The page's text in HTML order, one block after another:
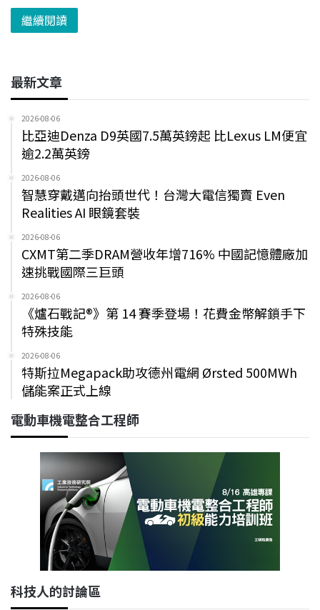
繼續閱讀
最新文章
2026-08-06
比亞迪Denza D9英國7.5萬英鎊起 比Lexus LM便宜
逾2.2萬英鎊
2026-08-06
智慧穿戴邁向抬頭世代！台灣大電信獨賣 Even
Realities AI 眼鏡套裝
2026-08-06
CXMT第二季DRAM營收年增716% 中國記憶體廠加
速挑戰國際三巨頭
2026-08-06
《爐石戰記®》第 14 賽季登場！花費金幣解鎖手下
特殊技能
2026-08-06
特斯拉Megapack助攻德州電網 Ørsted 500MWh
儲能案正式上線
電動車機電整合工程師
科技人的討論區